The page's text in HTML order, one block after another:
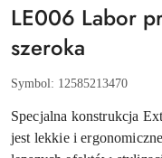
LE006 Labor
szeroka
Symbol: 12585213470
Specjalna konstrukcja
jest lekkie i